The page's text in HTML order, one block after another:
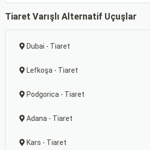
Tiaret Varışlı Alternatif Uçuşlar
Dubai - Tiaret
Lefkoşa - Tiaret
Podgorica - Tiaret
Adana - Tiaret
Kars - Tiaret